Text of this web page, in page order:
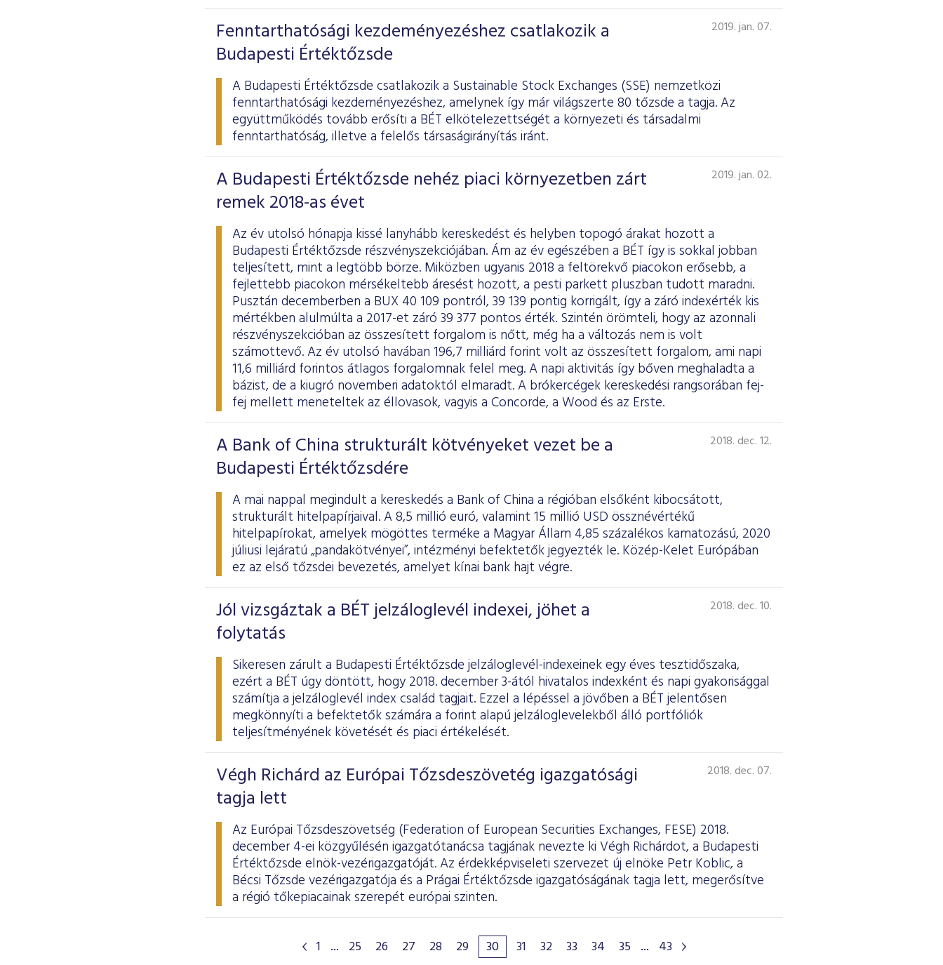
Fenntarthatósági kezdeményezéshez csatlakozik a
Budapesti Értéktőzsde
2019. jan. 07.
A Budapesti Értéktőzsde csatlakozik a Sustainable Stock Exchanges (SSE) nemzetközi
fenntarthatósági kezdeményezéshez, amelynek így már világszerte 80 tőzsde a tagja. Az
együttműködés tovább erősíti a BÉT elkötelezettségét a környezeti és társadalmi
fenntarthatóság, illetve a felelős társaságirányítás iránt.
A Budapesti Értéktőzsde nehéz piaci környezetben zárt
remek 2018-as évet
2019. jan. 02.
Az év utolsó hónapja kissé lanyhább kereskedést és helyben topogó árakat hozott a
Budapesti Értéktőzsde részvényszekciójában. Ám az év egészében a BÉT így is sokkal jobban
teljesített, mint a legtöbb börze. Miközben ugyanis 2018 a feltörekvő piacokon erősebb, a
fejlettebb piacokon mérsékeltebb áresést hozott, a pesti parkett pluszban tudott maradni.
Pusztán decemberben a BUX 40 109 pontról, 39 139 pontig korrigált, így a záró indexérték kis
mértékben alulmúlta a 2017-et záró 39 377 pontos érték. Szintén örömteli, hogy az azonnali
részvényszekcióban az összesített forgalom is nőtt, még ha a változás nem is volt
számottevő. Az év utolsó havában 196,7 milliárd forint volt az összesített forgalom, ami napi
11,6 milliárd forintos átlagos forgalomnak felel meg. A napi aktivitás így bőven meghaladta a
bázist, de a kiugró novemberi adatoktól elmaradt. A brókercégek kereskedési rangsorában fej-
fej mellett meneteltek az éllovasok, vagyis a Concorde, a Wood és az Erste.
A Bank of China strukturált kötvényeket vezet be a
Budapesti Értéktőzsdére
2018. dec. 12.
A mai nappal megindult a kereskedés a Bank of China a régióban elsőként kibocsátott,
strukturált hitelpapírjaival. A 8,5 millió euró, valamint 15 millió USD össznévértékű
hitelpapírokat, amelyek mögöttes terméke a Magyar Állam 4,85 százalékos kamatozású, 2020
júliusi lejáratú „pandakötvényei”, intézményi befektetők jegyezték le. Közép-Kelet Európában
ez az első tőzsdei bevezetés, amelyet kínai bank hajt végre.
Jól vizsgáztak a BÉT jelzáloglevél indexei, jöhet a
folytatás
2018. dec. 10.
Sikeresen zárult a Budapesti Értéktőzsde jelzáloglevél-indexeinek egy éves tesztidőszaka,
ezért a BÉT úgy döntött, hogy 2018. december 3-ától hivatalos indexként és napi gyakorisággal
számítja a jelzáloglevél index család tagjait. Ezzel a lépéssel a jövőben a BÉT jelentősen
megkönnyíti a befektetők számára a forint alapú jelzáloglevelekből álló portfóliók
teljesítményének követését és piaci értékelését.
Végh Richárd az Európai Tőzsdeszövetég igazgatósági
tagja lett
2018. dec. 07.
Az Európai Tőzsdeszövetség (Federation of European Securities Exchanges, FESE) 2018.
december 4-ei közgyűlésén igazgatótanácsa tagjának nevezte ki Végh Richárdot, a Budapesti
Értéktőzsde elnök-vezérigazgatóját. Az érdekképviseleti szervezet új elnöke Petr Koblic, a
Bécsi Tőzsde vezérigazgatója és a Prágai Értéktőzsde igazgatóságának tagja lett, megerősítve
a régió tőkepiacainak szerepét európai szinten.
1 ... 25 26 27 28 29 30 31 32 33 34 35 ... 43